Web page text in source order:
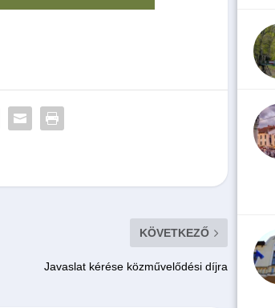
KÖVETKEZŐ
Javaslat kérése közművelődési díjra